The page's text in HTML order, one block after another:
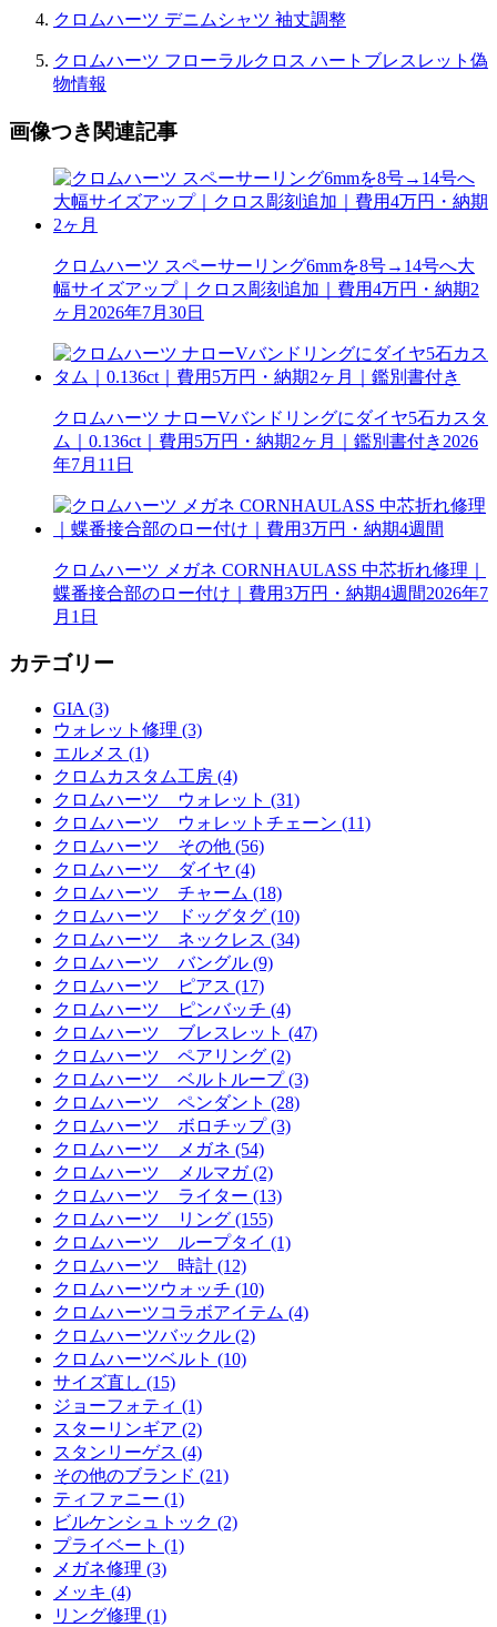
クロムハーツ デニムシャツ 袖丈調整
クロムハーツ フローラルクロス ハートブレスレット偽
物情報
画像つき関連記事
クロムハーツ スペーサーリング6mmを8号→14号へ大
幅サイズアップ｜クロス彫刻追加｜費用4万円・納期2
ヶ月 2026年7月30日
クロムハーツ ナローVバンドリングにダイヤ5石カスタ
ム｜0.136ct｜費用5万円・納期2ヶ月｜鑑別書付き 2026
年7月11日
クロムハーツ メガネ CORNHAULASS 中芯折れ修理｜
蝶番接合部のロー付け｜費用3万円・納期4週間2026年7
月1日
カテゴリー
GIA (3)
ウォレット修理 (3)
エルメス (1)
クロムカスタム工房 (4)
クロムハーツ ウォレット (31)
クロムハーツ ウォレットチェーン (11)
クロムハーツ その他 (56)
クロムハーツ ダイヤ (4)
クロムハーツ チャーム (18)
クロムハーツ ドッグタグ (10)
クロムハーツ ネックレス (34)
クロムハーツ バングル (9)
クロムハーツ ピアス (17)
クロムハーツ ピンバッチ (4)
クロムハーツ ブレスレット (47)
クロムハーツ ペアリング (2)
クロムハーツ ベルトループ (3)
クロムハーツ ペンダント (28)
クロムハーツ ボロチップ (3)
クロムハーツ メガネ (54)
クロムハーツ メルマガ (2)
クロムハーツ ライター (13)
クロムハーツ リング (155)
クロムハーツ ループタイ (1)
クロムハーツ 時計 (12)
クロムハーツウォッチ (10)
クロムハーツコラボアイテム (4)
クロムハーツバックル (2)
クロムハーツベルト (10)
サイズ直し (15)
ジョーフォティ (1)
スターリンギア (2)
スタンリーゲス (4)
その他のブランド (21)
ティファニー (1)
ビルケンシュトック (2)
プライベート (1)
メガネ修理 (3)
メッキ (4)
リング修理 (1)